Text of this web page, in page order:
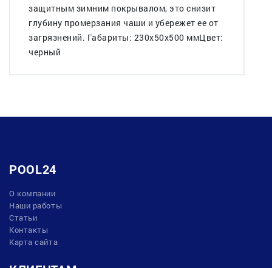
защитным зимним покрывалом, это снизит
глубину промерзания чаши и убережет ее от
загрязнений. Габариты: 230х50х500 ммЦвет:
черный
POOL24
О компании
Наши работы
Статьи
Контакты
Карта сайта